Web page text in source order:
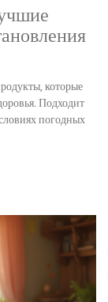
которые
Подходит
погодных